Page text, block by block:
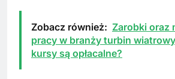
Zobacz również: Zarobki oraz
pracy w branży turbin
kursy są opłacalne?